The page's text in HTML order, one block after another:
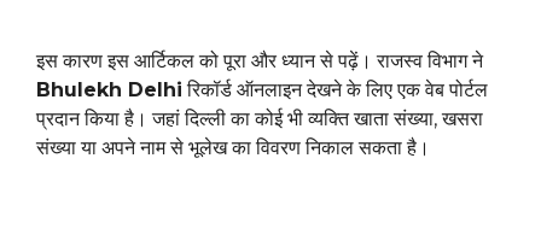
इस कारण इस आर्टिकल को पूरा और ध्यान से पढ़ें। राजस्व विभाग ने
Bhulekh Delhi रिकॉर्ड ऑनलाइन देखने के लिए एक वेब पोर्टल
प्रदान किया है। जहां दिल्ली का कोई भी व्यक्ति खाता संख्या, खसरा
संख्या या अपने नाम से भूलेख का विवरण निकाल सकता है।